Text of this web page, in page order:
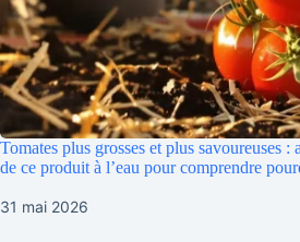
Tomates plus grosses et plus savoureuses :
de ce produit à l’eau pour comprendre
31 mai 2026